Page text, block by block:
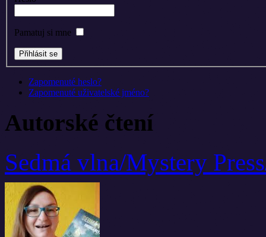
Pamatuj si mne
Zapomenuté heslo?
Zapomenuté uživatelské jméno?
Autorské čtení
Sedmá vlna/Mystery